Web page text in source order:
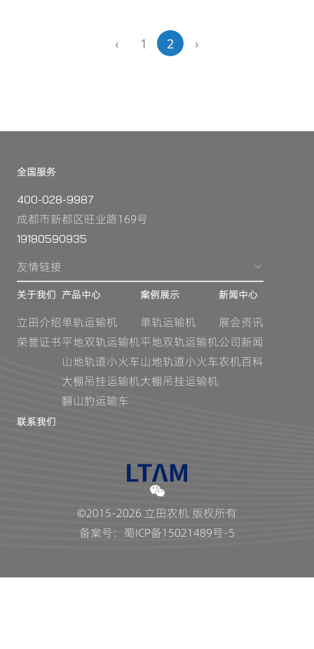
‹ 1 2 ›
全国服务
400-028-9987
成都市新都区旺业路169号
19180590935
友情链接
关于我们
立田介绍
荣誉证书
产品中心
单轨运输机
平地双轨运输机
山地轨道小火车
大棚吊挂运输机
翻山豹运输车
案例展示
单轨运输机
平地双轨运输机
山地轨道小火车
大棚吊挂运输机
新闻中心
展会资讯
公司新闻
农机百科
联系我们
©2015-2026 立田农机 版权所有
备案号：蜀ICP备15021489号-5